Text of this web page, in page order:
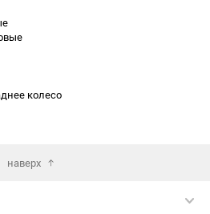
колесо
наверх